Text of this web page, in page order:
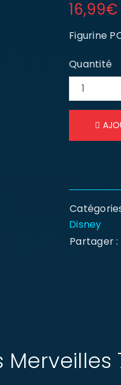
16,99€
Figurine
Quantité
Disney
Partager :